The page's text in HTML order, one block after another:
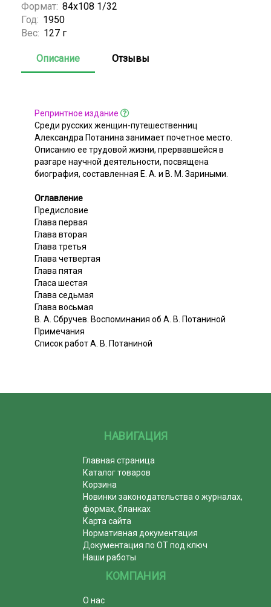
Формат: 84x108 1/32
Год: 1950
Вес: 127 г
Описание Отзывы
Репринтное издание
Среди русских женщин-путешественниц
Александра Потанина занимает почетное место.
Описанию ее трудовой жизни, прервавшейся в
разгаре научной деятельности, посвящена
биография, составленная Е. А. и В. М. Зариными.
Оглавление
Предисловие
Глава первая
Глава вторая
Глава третья
Глава четвертая
Глава пятая
Гласа шестая
Глава седьмая
Глава восьмая
В. А. Сбручев. Воспоминания об А. В. Потаниной
Примечания
Список работ А. В. Потаниной
НАВИГАЦИЯ
Главная страница
Каталог товаров
Корзина
Новинки законодательства о журналах,
формах, бланках
Карта сайта
Нормативная документация
Документация по ОТ под ключ
Наши работы
КОМПАНИЯ
О нас